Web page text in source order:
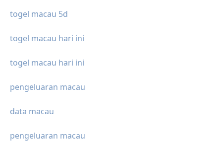
togel macau 5d
togel macau hari ini
togel macau hari ini
pengeluaran macau
data macau
pengeluaran macau